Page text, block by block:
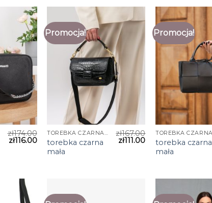
zł174.00
zł116.00
Promocja!
TOREBKA CZARNA MAŁA
torebka czarna
mała
zł167.00
zł111.00
Promocja!
torebka czarna
mała